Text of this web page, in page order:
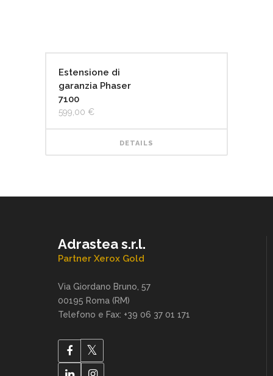
Estensione di
garanzia Phaser
7100
599,00 €
DETAILS
Adrastea s.r.l.
Partner Xerox Gold
Via Giordano Bruno, 57
00195 Roma (RM)
Telefono e Fax: +39 06 37 01 171